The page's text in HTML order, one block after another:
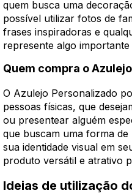
quem busca uma
possível utilizar fotos de
frases inspiradoras e
represente algo
Quem compra o
O Azulejo Personalizado
pessoas físicas, que
ou presentear alguém
que buscam uma forma
sua identidade visual em
produto versátil e atrativo
Ideias de utilização